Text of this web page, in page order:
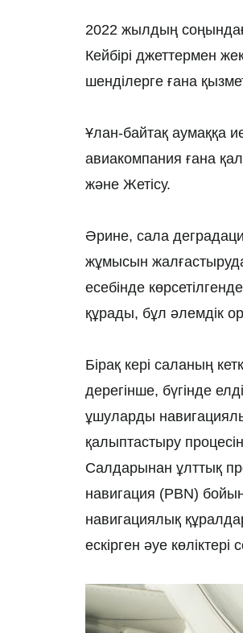
2022 жылдың
Кейбірі джеттермен
шенділерге ғана
Ұлан-байтақ аумаққа
авиакомпания ғана
және Жетісу.
Әрине, сала
жұмысын
есебінде
құрады, бұл әлемдік
Бірақ кері саланың
дерегінше, бүгінде
ұшуларды
қалыптастыру
Салдарынан ұлттық
навигация (PBN)
навигациялық
ескірген әуе